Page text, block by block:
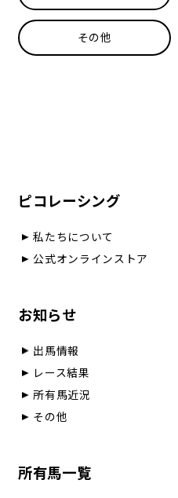
その他
ピコレーシング
私たちについて
公式オンラインストア
お知らせ
出馬情報
レース結果
所有馬近況
その他
所有馬一覧